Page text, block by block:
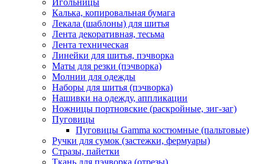
Игольницы
Калька, копировальная бумага
Лекала (шаблоны) для шитья
Лента декоративная, тесьма
Лента техническая
Линейки для шитья, пэчворка
Маты для резки (пэчворка)
Молнии для одежды
Наборы для шитья (пэчворка)
Нашивки на одежду, аппликации
Ножницы портновские (раскройные, зиг-заг)
Пуговицы
Пуговицы Gamma костюмные (пальтовые)
Ручки для сумок (застежки, фермуары)
Стразы, пайетки
Ткань для пэчворка (отрезы)